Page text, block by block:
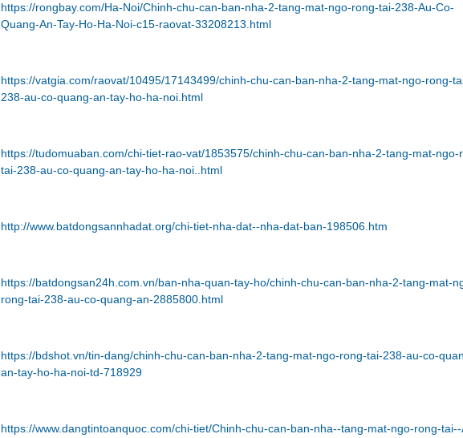
https://rongbay.com/Ha-Noi/Chinh-chu-can-ban-nha-2-tang-mat-ngo-rong-tai-238-Au-Co-
Quang-An-Tay-Ho-Ha-Noi-c15-raovat-33208213.html
https://vatgia.com/raovat/10495/17143499/chinh-chu-can-ban-nha-2-tang-mat-ngo-rong-
238-au-co-quang-an-tay-ho-ha-noi.html
https://tudomuaban.com/chi-tiet-rao-vat/1853575/chinh-chu-can-ban-nha-2-tang-mat-ngo-
tai-238-au-co-quang-an-tay-ho-ha-noi..html
http://www.batdongsannhadat.org/chi-tiet-nha-dat--nha-dat-ban-198506.htm
https://batdongsan24h.com.vn/ban-nha-quan-tay-ho/chinh-chu-can-ban-nha-2-tang-mat-
rong-tai-238-au-co-quang-an-2885800.html
https://bdshot.vn/tin-dang/chinh-chu-can-ban-nha-2-tang-mat-ngo-rong-tai-238-au-co-
an-tay-ho-ha-noi-td-718929
https://www.dangtintoanquoc.com/chi-tiet/Chinh-chu-can-ban-nha--tang-mat-ngo-rong-tai--